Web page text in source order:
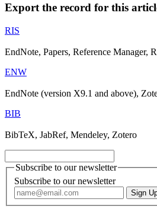
Export the record for this
RIS
EndNote, Papers, Reference Manager,
ENW
EndNote (version X9.1 and above),
BIB
BibTeX, JabRef, Mendeley, Zotero
Subscribe to our newsletter
Subscribe to our newsletter